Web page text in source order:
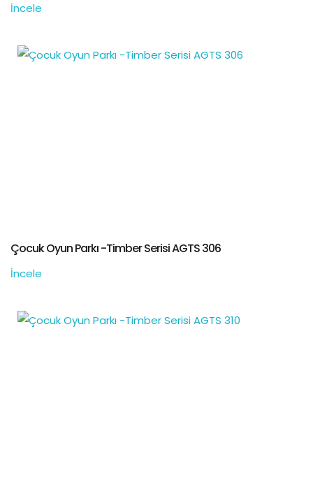
İncele
Çocuk Oyun Parkı -Timber Serisi AGTS 306
İncele